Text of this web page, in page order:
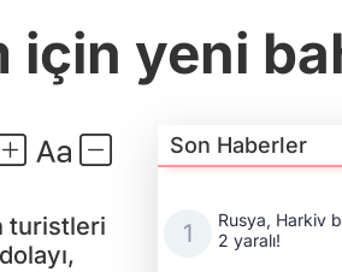
için yeni
turistleri
Son Haberler
Rusya, Harkiv
2 yaralı!